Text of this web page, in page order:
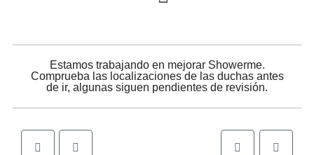
Estamos trabajando en mejorar Showerme.
Comprueba las localizaciones de las duchas antes
de ir, algunas siguen pendientes de revisión.